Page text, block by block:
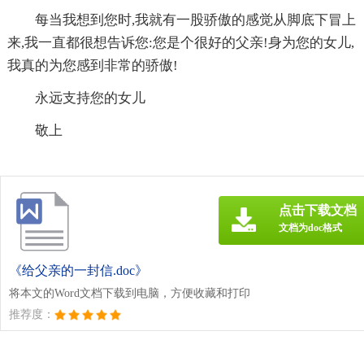
每当我想到您时,我就有一股骄傲的感觉从脚底下冒上
来,我一直都很想告诉您:您是个很好的父亲!身为您的女儿,
我真的为您感到非常的骄傲!
永远支持您的女儿
敬上
《给父亲的一封信.doc》
将本文的Word文档下载到电脑，方便收藏和打印
推荐度：
点击下载文档
文档为doc格式